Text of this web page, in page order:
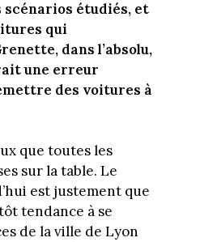
scénarios étudiés, et
qui
dans l’absolu,
une erreur
des voitures à
que toutes les
sur la table. Le
est justement que
tendance à se
de la ville de Lyon